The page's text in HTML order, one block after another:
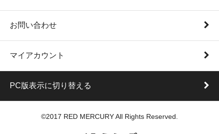
お問い合わせ
マイアカウント
PC版表示に切り替える
©2017 RED MERCURY All Rights Reserved.